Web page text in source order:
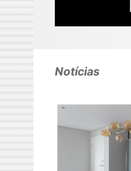
Notícias